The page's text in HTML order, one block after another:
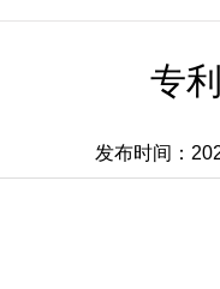
专
发布时间：